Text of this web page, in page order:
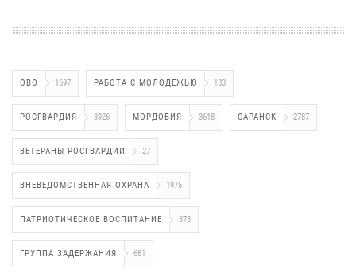
ОВО 1697 РАБОТА С МОЛОДЕЖЬЮ 133
РОСГВАРДИЯ 3926 МОРДОВИЯ 3618 САРАНСК 2787
ВЕТЕРАНЫ РОСГВАРДИИ 27
ВНЕВЕДОМСТВЕННАЯ ОХРАНА 1975
ПАТРИОТИЧЕСКОЕ ВОСПИТАНИЕ 373
ГРУППА ЗАДЕРЖАНИЯ 681